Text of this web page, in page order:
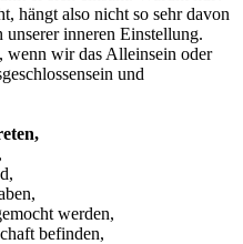
hängt also nicht so sehr davon
inneren Einstellung.
wenn wir das Alleinsein oder
und
werden,
befinden,